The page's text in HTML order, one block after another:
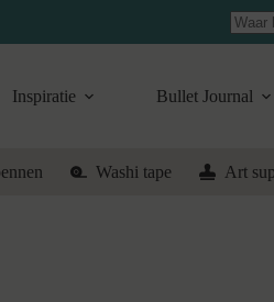
Geen
Inspiratie Bullet Journal
Washi tape Art